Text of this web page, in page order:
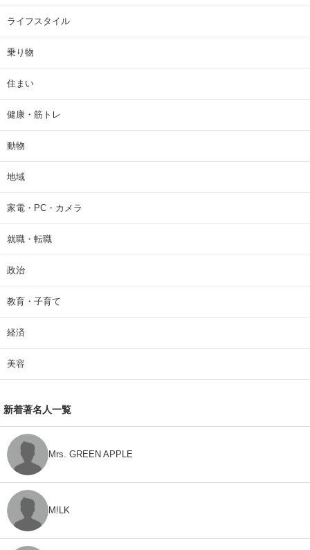
ライフスタイル
乗り物
住まい
健康・筋トレ
動物
地域
家電・PC・カメラ
就職・転職
政治
教育・子育て
経済
美容
新着著名人一覧
Mrs. GREEN APPLE
M!LK